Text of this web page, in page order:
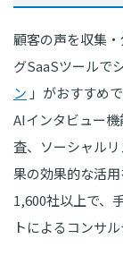
顧客の声を収集
グSaaSツールで
ン 」がおすすめ
AIインタビュー
査、ソーシャル
果の効果的な活
1,600社以上で、
トによるコンサ